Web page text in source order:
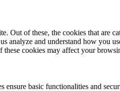
of these, the cookies that are
analyze and understand how you
cookies may affect your
basic functionalities and